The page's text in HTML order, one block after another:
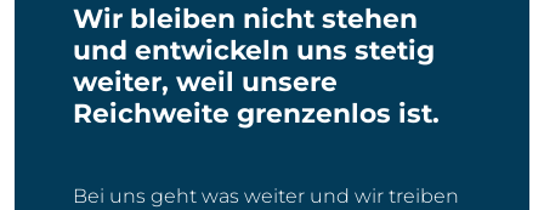
Wir bleiben nicht stehen
und entwickeln uns stetig
weiter, weil unsere
Reichweite grenzenlos ist.
Bei uns geht was weiter und wir treiben